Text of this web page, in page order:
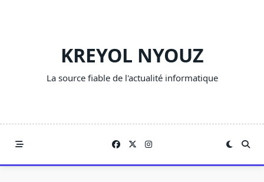
KREYOL NYOUZ
La source fiable de l'actualité informatique